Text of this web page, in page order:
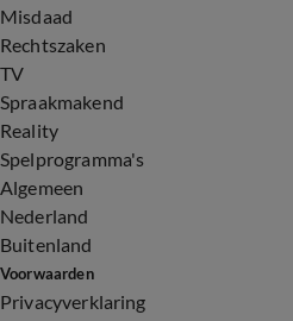
Misdaad
Rechtszaken
TV
Spraakmakend
Reality
Spelprogramma's
Algemeen
Nederland
Buitenland
Voorwaarden
Privacyverklaring